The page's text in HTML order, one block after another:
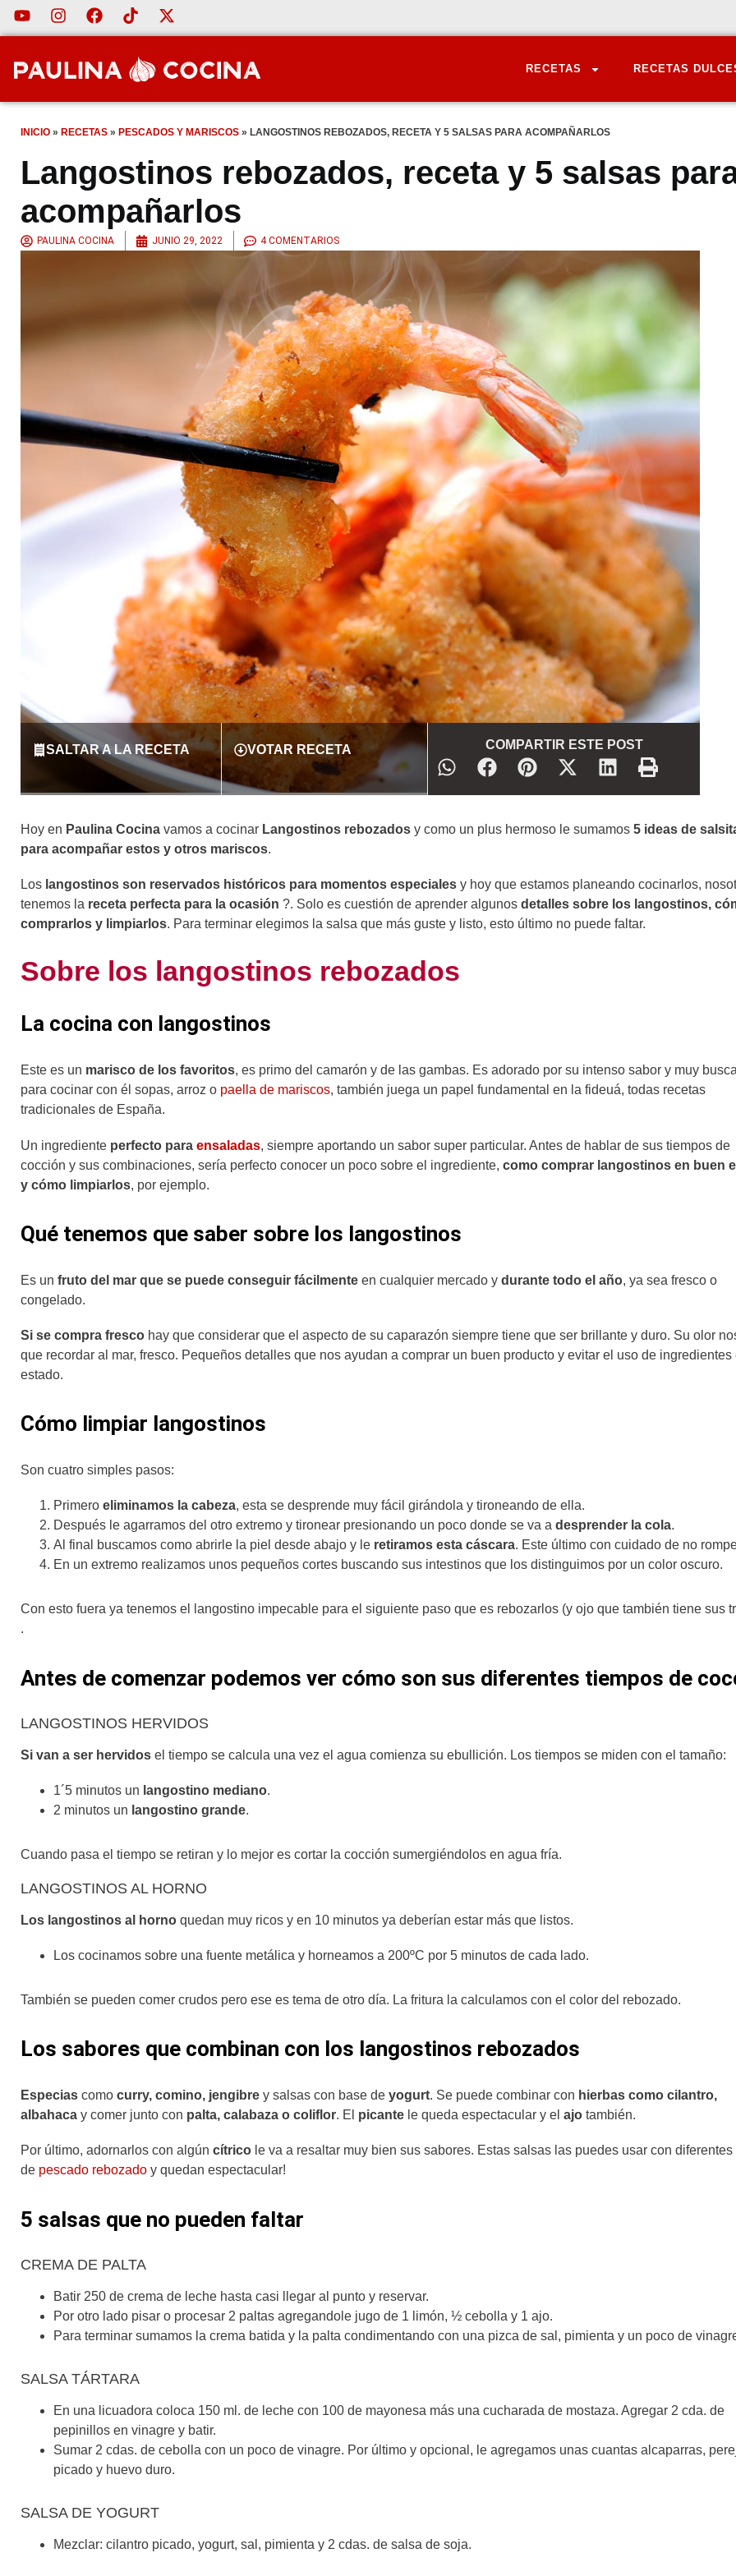
RECETAS RECETAS
INICIO » RECETAS » PESCADOS Y MARISCOS » LANGOSTINOS REBOZADOS, RECETA Y 5 SALSAS PARA ACOMPAÑARLOS
Langostinos rebozados, receta y 5 salsas
acompañarlos
PAULINA COCINA JUNIO 29, 2022 4 COMENTARIOS
SALTAR A LA RECETA VOTAR RECETA COMPARTIR ESTE POST
Hoy en Paulina Cocina vamos a cocinar Langostinos rebozados y como un plus hermoso le sumamos 5 ideas de
para acompañar estos y otros mariscos.
Los langostinos son reservados históricos para momentos especiales y hoy que estamos planeando cocinarlos,
tenemos la receta perfecta para la ocasión ?. Solo es cuestión de aprender algunos detalles sobre los langostinos,
comprarlos y limpiarlos. Para terminar elegimos la salsa que más guste y listo, esto último no puede faltar.
Sobre los langostinos rebozados
La cocina con langostinos
Este es un marisco de los favoritos, es primo del camarón y de las gambas. Es adorado por su intenso sabor y muy
para cocinar con él sopas, arroz o paella de mariscos, también juega un papel fundamental en la fideuá, todas recetas
tradicionales de España.
Un ingrediente perfecto para ensaladas, siempre aportando un sabor super particular. Antes de hablar de sus tiempos de
cocción y sus combinaciones, sería perfecto conocer un poco sobre el ingrediente, como comprar langostinos en buen
y cómo limpiarlos, por ejemplo.
Qué tenemos que saber sobre los langostinos
Es un fruto del mar que se puede conseguir fácilmente en cualquier mercado y durante todo el año, ya sea fresco o
congelado.
Si se compra fresco hay que considerar que el aspecto de su caparazón siempre tiene que ser brillante y duro. Su olor
que recordar al mar, fresco. Pequeños detalles que nos ayudan a comprar un buen producto y evitar el uso de ingredientes
estado.
Cómo limpiar langostinos
Son cuatro simples pasos:
Primero eliminamos la cabeza, esta se desprende muy fácil girándola y tironeando de ella.
Después le agarramos del otro extremo y tironear presionando un poco donde se va a desprender la cola.
Al final buscamos como abrirle la piel desde abajo y le retiramos esta cáscara. Este último con cuidado de no
En un extremo realizamos unos pequeños cortes buscando sus intestinos que los distinguimos por un color oscuro.
Con esto fuera ya tenemos el langostino impecable para el siguiente paso que es rebozarlos (y ojo que también tiene sus
.
Antes de comenzar podemos ver cómo son sus diferentes tiempos de
LANGOSTINOS HERVIDOS
Si van a ser hervidos el tiempo se calcula una vez el agua comienza su ebullición. Los tiempos se miden con el tamaño:
1´5 minutos un langostino mediano.
2 minutos un langostino grande.
Cuando pasa el tiempo se retiran y lo mejor es cortar la cocción sumergiéndolos en agua fría.
LANGOSTINOS AL HORNO
Los langostinos al horno quedan muy ricos y en 10 minutos ya deberían estar más que listos.
Los cocinamos sobre una fuente metálica y horneamos a 200ºC por 5 minutos de cada lado.
También se pueden comer crudos pero ese es tema de otro día. La fritura la calculamos con el color del rebozado.
Los sabores que combinan con los langostinos rebozados
Especias como curry, comino, jengibre y salsas con base de yogurt. Se puede combinar con hierbas como cilantro,
albahaca y comer junto con palta, calabaza o coliflor. El picante le queda espectacular y el ajo también.
Por último, adornarlos con algún cítrico le va a resaltar muy bien sus sabores. Estas salsas las puedes usar con diferentes
de pescado rebozado y quedan espectacular!
5 salsas que no pueden faltar
CREMA DE PALTA
Batir 250 de crema de leche hasta casi llegar al punto y reservar.
Por otro lado pisar o procesar 2 paltas agregandole jugo de 1 limón, ½ cebolla y 1 ajo.
Para terminar sumamos la crema batida y la palta condimentando con una pizca de sal, pimienta y un poco de
SALSA TÁRTARA
En una licuadora coloca 150 ml. de leche con 100 de mayonesa más una cucharada de mostaza. Agregar 2 cda. de
pepinillos en vinagre y batir.
Sumar 2 cdas. de cebolla con un poco de vinagre. Por último y opcional, le agregamos unas cuantas alcaparras,
picado y huevo duro.
SALSA DE YOGURT
Mezclar: cilantro picado, yogurt, sal, pimienta y 2 cdas. de salsa de soja.